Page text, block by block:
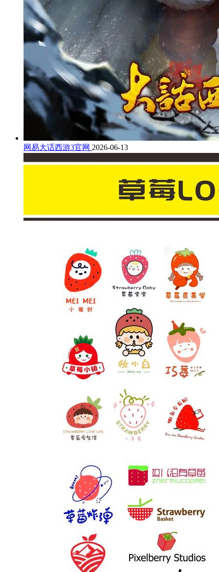
网易大话西游3官网 2026-06-13